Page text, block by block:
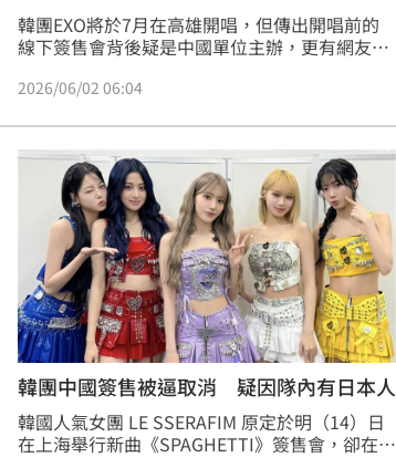
10:18
10:15
10:10
10:10
10:10
10:09
10:07
韓團EXO將於7月在高雄開唱，但傳出開唱前的
線下簽售會背後疑是中國單位主辦，更有網友稱
售會未申請場地，已知與演唱會主辦單位不同。
2026/06/02 06:04
韓團中國簽售被逼取消 疑因隊內有日本人
韓國人氣女團 LE SSERAFIM 原定於明（14）日
在上海舉行新曲《SPAGHETTI》簽售會，卻在活